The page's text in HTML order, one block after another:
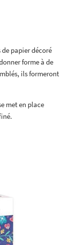
de papier décoré
forme à de
ils formeront
met en place